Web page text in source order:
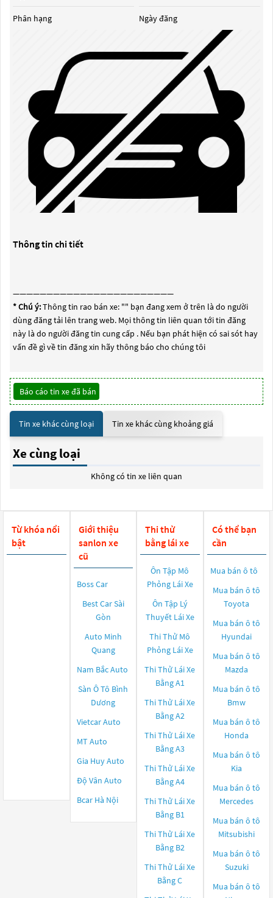
Phân hạng Ngày đăng
Thông tin chi tiết
————————————————————————
* Chú ý:Thông tin rao bán xe: "" bạn đang xem ở trên là do người
dùng đăng tải lên trang web. Mọi thông tin liên quan tới tin đăng
này là do người đăng tin cung cấp . Nếu bạn phát hiện có sai sót hay
vấn đề gì về tin đăng xin hãy thông báo cho chúng tôi
Báo cáo tin xe đã bán
Tin xe khác cùng loại Tin xe khác cùng khoảng giá
Xe cùng loại
Không có tin xe liên quan
Từ khóa nổi
bật
Giới thiệu
sanlon xe
cũ
Boss Car
Best Car Sài
Gòn
Auto Minh
Quang
Nam Bắc Auto
Sàn Ô Tô Bình
Dương
Vietcar Auto
MT Auto
Gia Huy Auto
Độ Vân Auto
Bcar Hà Nội
Thi thử
bằng lái xe
Ôn Tập Mô
Phỏng Lái Xe
Ôn Tập Lý
Thuyết Lái Xe
Thi Thử Mô
Phỏng Lái Xe
Thi Thử Lái Xe
Bằng A1
Thi Thử Lái Xe
Bằng A2
Thi Thử Lái Xe
Bằng A3
Thi Thử Lái Xe
Bằng A4
Thi Thử Lái Xe
Bằng B1
Thi Thử Lái Xe
Bằng B2
Thi Thử Lái Xe
Bằng C
Có thể bạn
cần
Mua bán ô tô
Mua bán ô tô
Toyota
Mua bán ô tô
Hyundai
Mua bán ô tô
Mazda
Mua bán ô tô
Bmw
Mua bán ô tô
Honda
Mua bán ô tô
Kia
Mua bán ô tô
Mercedes
Mua bán ô tô
Mitsubishi
Mua bán ô tô
Suzuki
Mua bán ô tô